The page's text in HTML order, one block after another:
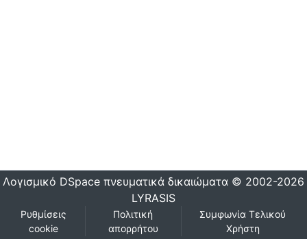
Λογισμικό DSpace πνευματικά δικαιώματα © 2002-2026
LYRASIS
Ρυθμίσεις
cookie
Πολιτική
απορρήτου
Συμφωνία Τελικού
Χρήστη